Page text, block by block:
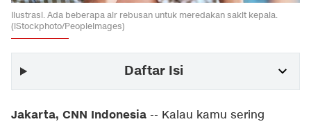
Ilustrasi. Ada beberapa air rebusan untuk meredakan sakit kepala.
(iStockphoto/PeopleImages)
Daftar Isi
Jakarta, CNN Indonesia -- Kalau kamu sering